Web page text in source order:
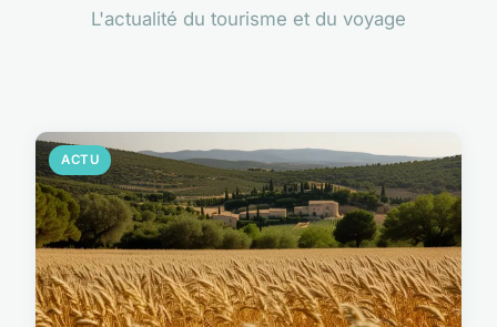
L'actualité du tourisme et du voyage
ACTU